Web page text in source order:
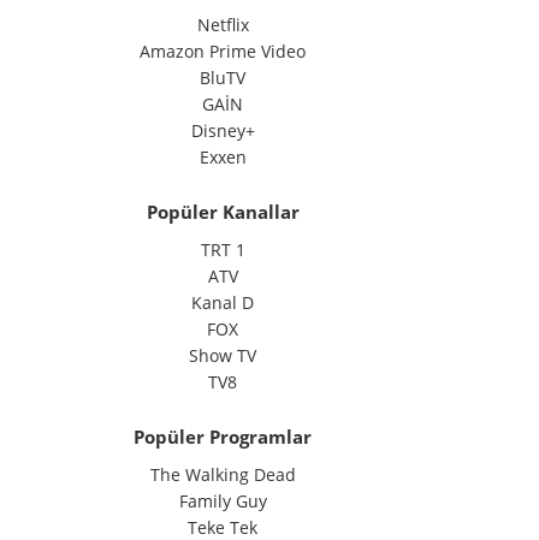
Netflix
Amazon Prime Video
BluTV
GAİN
Disney+
Exxen
Popüler Kanallar
TRT 1
ATV
Kanal D
FOX
Show TV
TV8
Popüler Programlar
The Walking Dead
Family Guy
Teke Tek